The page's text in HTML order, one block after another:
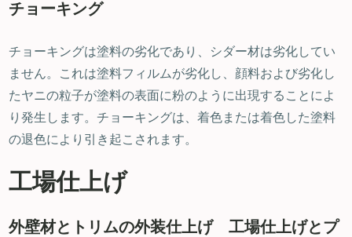
チョーキング
チョーキングは塗料の劣化であり、シダー材は劣化してい
ません。これは塗料フィルムが劣化し、顔料および劣化し
たヤニの粒子が塗料の表面に粉のように出現することによ
り発生します。チョーキングは、着色または着色した塗料
の退色により引き起こされます。
工場仕上げ
外壁材とトリムの外装仕上げ 工場仕上げとプ